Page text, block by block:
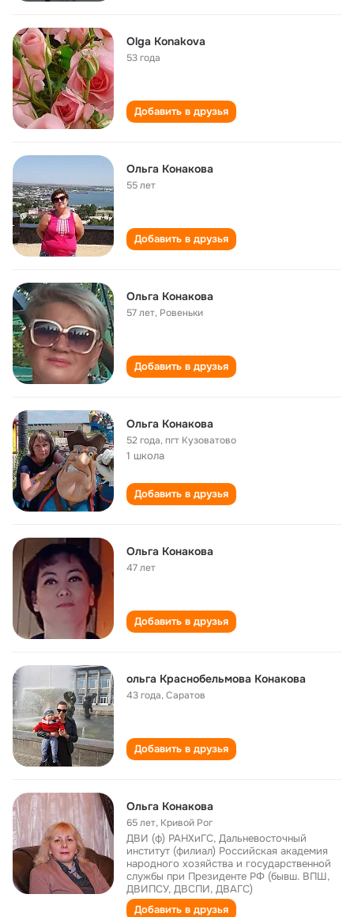
Olga Konakova
53 года
Добавить в друзья
Ольга Конакова
55 лет
Добавить в друзья
Ольга Конакова
57 лет, Ровеньки
Добавить в друзья
Ольга Конакова
52 года,пгт Кузоватово
1 школа
Добавить в друзья
Ольга Конакова
47 лет
Добавить в друзья
ольга Краснобельмова Конакова
43 года,Саратов
Добавить в друзья
Ольга Конакова
65 лет, Кривой Рог
ДВИ (ф) РАНХиГС, Дальневосточный
институт (филиал) Российская академия
народного хозяйства и государственной
службы при Президенте РФ (бывш. ВПШ,
ДВИПСУ, ДВСПИ, ДВАГС)
Добавить в друзья